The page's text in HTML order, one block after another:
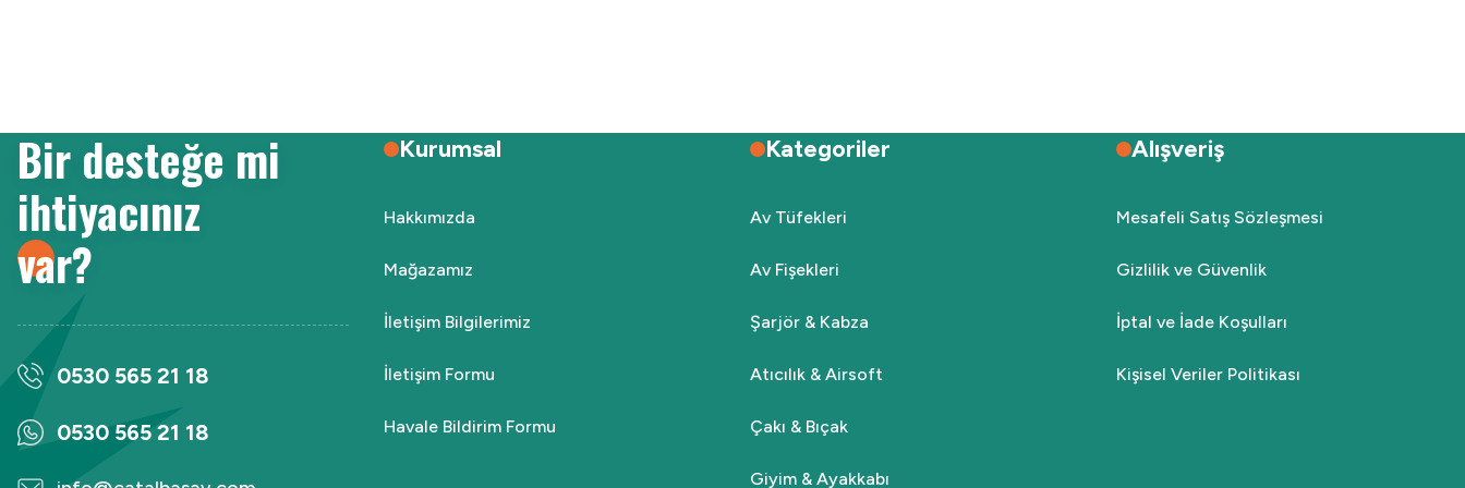
Bu ürüne benzer farklı alternatifler olmalı.
Bir desteğe mi
ihtiyacınız
var?
0530 565 21 18
0530 565 21 18
Kurumsal
Hakkımızda
Mağazamız
İletişim Bilgilerimiz
İletişim Formu
Havale Bildirim Formu
Kategoriler
Av Tüfekleri
Av Fişekleri
Şarjör & Kabza
Atıcılık & Airsoft
Çakı & Bıçak
Giyim & Ayakkabı
Alışveriş
Mesafeli Satış Sözleşmesi
Gizlilik ve Güvenlik
İptal ve İade Koşulları
Kişisel Veriler Politikası